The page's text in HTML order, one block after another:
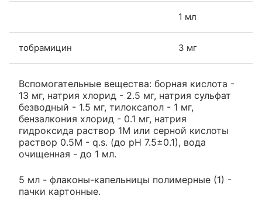
1 мл
тобрамицин 3 мг
Вспомогательные вещества: борная кислота -
13 мг, натрия хлорид - 2.5 мг, натрия сульфат
безводный - 1.5 мг, тилоксапол - 1 мг,
бензалкония хлорид - 0.1 мг, натрия
гидроксида раствор 1М или серной кислоты
раствор 0.5M - q.s. (до pH 7.5±0.1), вода
очищенная - до 1 мл.
5 мл - флаконы-капельницы полимерные (1) -
пачки картонные.